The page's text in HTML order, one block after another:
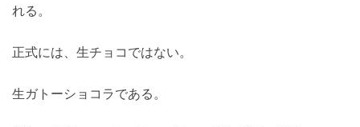
れる。
正式には、生チョコではない。
生ガトーショコラである。